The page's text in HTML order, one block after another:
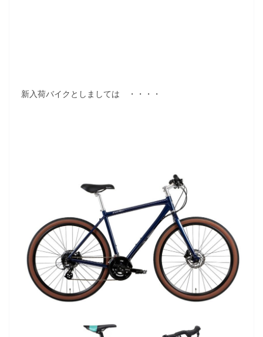
新入荷バイクとしましては ・・・・